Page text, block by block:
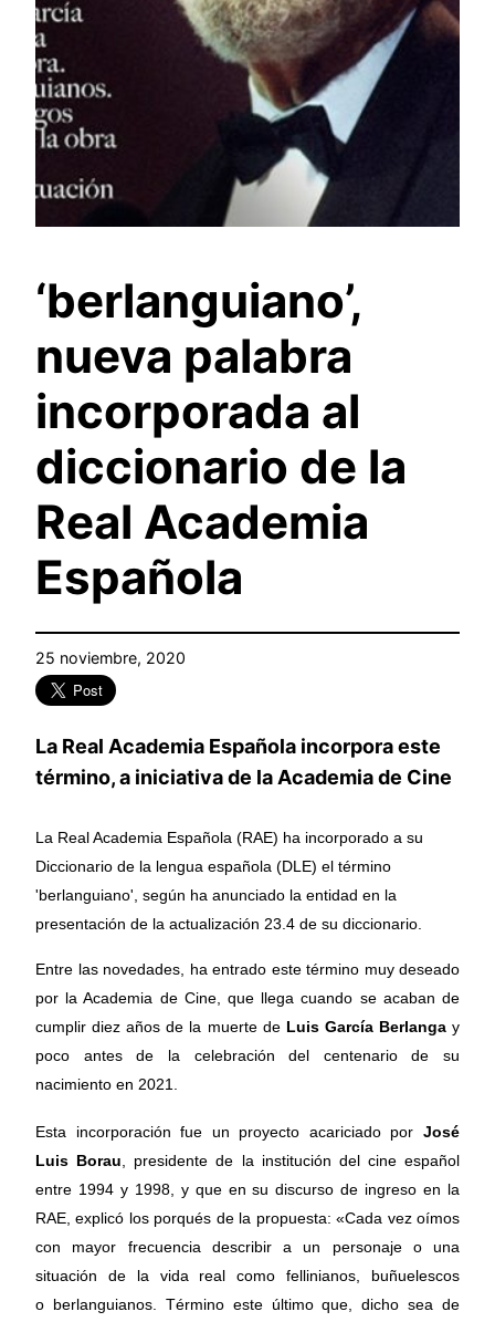
‘berlanguiano’,
nueva palabra
incorporada al
diccionario de la
Real Academia
Española
25 noviembre, 2020
La Real Academia Española incorpora este
término, a iniciativa de la Academia de Cine
La Real Academia Española (RAE) ha incorporado a su
Diccionario de la lengua española (DLE) el término
'berlanguiano', según ha anunciado la entidad en la
presentación de la actualización 23.4 de su diccionario.
Entre las novedades, ha entrado este término muy deseado
por la Academia de Cine, que llega cuando se acaban de
cumplir diez años de la muerte de Luis García Berlangay
poco antes de la celebración del centenario de su
nacimiento en 2021.
Esta incorporación fue un proyecto acariciado por José
Luis Borau , presidente de la institución del cine español
entre 1994 y 1998, y que en su discurso de ingreso en la
RAE, explicó los porqués de la propuesta: «Cada vez oímos
con mayor frecuencia describir a un personaje o una
situación de la vida real como fellinianos, buñuelescos
o berlanguianos. Término este último que, dicho sea de